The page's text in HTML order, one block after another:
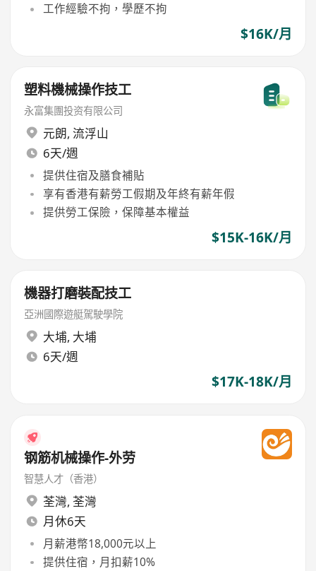
工作經驗不拘，學歷不拘
$16K/月
塑料機械操作技工
永富集團投资有限公司
元朗, 流浮山
6天/週
提供住宿及膳食補貼
享有香港有薪勞工假期及年終有薪年假
提供勞工保險，保障基本權益
$15K-16K/月
機器打磨裝配技工
亞洲國際遊艇駕駛學院
大埔, 大埔
6天/週
$17K-18K/月
钢筋机械操作-外劳
智慧人才（香港）
荃灣, 荃灣
月休6天
月薪港幣18,000元以上
提供住宿，月扣薪10%